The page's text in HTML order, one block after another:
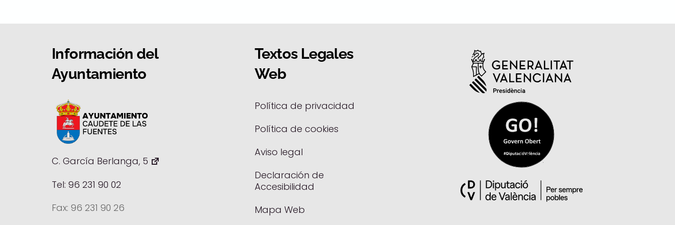
Información del
Ayuntamiento
C. García Berlanga, 5
Tel: 96 231 90 02
Fax: 96 231 90 26
Textos Legales
Web
Política de privacidad
Política de cookies
Aviso legal
Declaración de
Accesibilidad
Mapa Web